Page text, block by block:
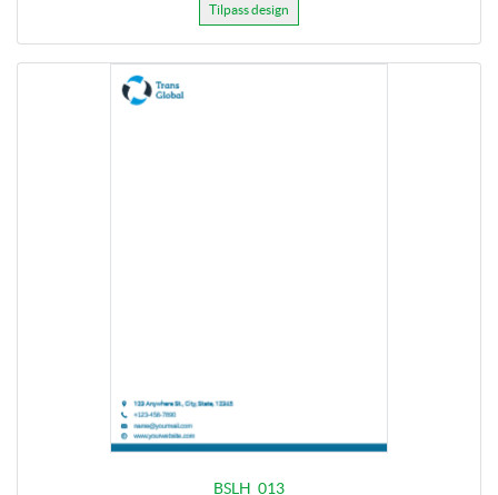
Tilpass design
BSLH_013